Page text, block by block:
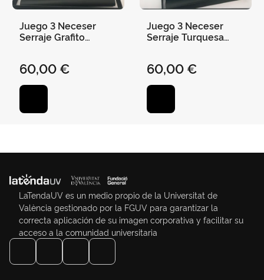
Juego 3 Neceser
Serraje Grafito
60,00 €
Juego 3 Neceser
Serraje Turquesa
60,00 €
LaTendaUV es un medio propio de la Universitat de
València gestionado por la FGUV para garantizar la
correcta aplicación de su imagen corporativa y facilitar su
acceso a la comunidad universitaria